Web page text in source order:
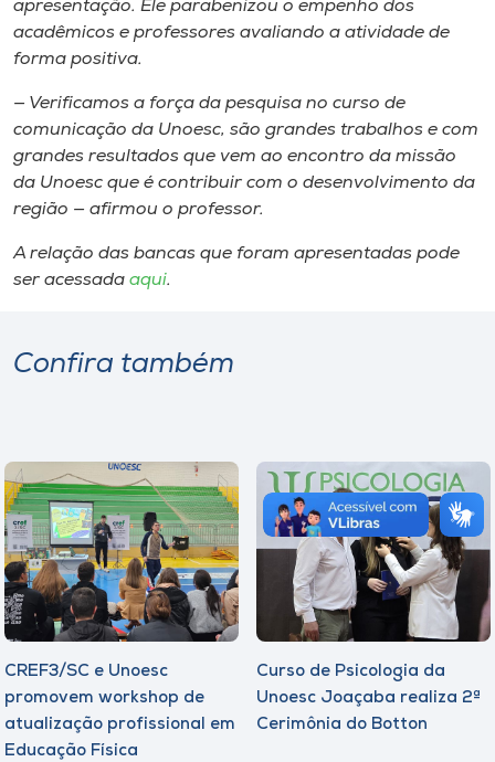
apresentação. Ele parabenizou o empenho dos
acadêmicos e professores avaliando a atividade de
forma positiva.
— Verificamos a força da pesquisa no curso de
comunicação da Unoesc, são grandes trabalhos e com
grandes resultados que vem ao encontro da missão
da Unoesc que é contribuir com o desenvolvimento da
região — afirmou o professor.
A relação das bancas que foram apresentadas pode
ser acessada aqui.
Confira também
CREF3/SC e Unoesc
promovem workshop de
atualização profissional em
Educação Física
Curso de Psicologia da
Unoesc Joaçaba realiza 2ª
Cerimônia do Botton